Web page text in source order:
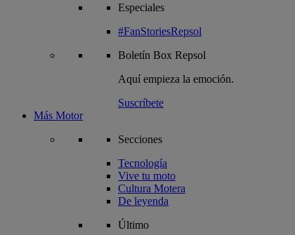
Especiales
#FanStoriesRepsol
Boletín Box Repsol
Aquí empieza la emoción.
Suscríbete
Más Motor
Secciones
Tecnología
Vive tu moto
Cultura Motera
De leyenda
Último